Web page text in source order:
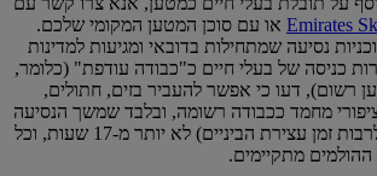
Emirates או עם סוכן המטען המקומי שלכם.
נסיעה שמתחילות בדובאי ומגיעות למדינות
כניסה של בעלי חיים כ"כבודה עודפת" (כלומר,
רשום), דעו כי אפשר להעביר בזים, חתולים,
מחמד ככבודה רשומה, ובלבד שמשך הנסיעה
הכולל (לרבות זמן עצירת הביניים) לא יותר מ-17 שעות, וכל
מתקיימים.